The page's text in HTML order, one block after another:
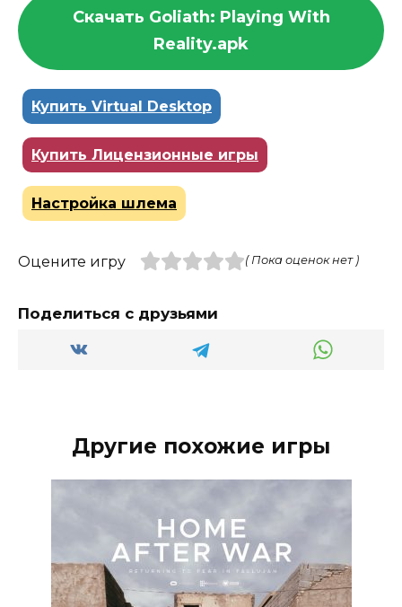
Скачать Goliath: Playing With
Reality.apk
Купить Virtual Desktop
Купить Лицензионные игры
Настройка шлема
Оцените игру ( Пока оценок нет )
Поделиться с друзьями
Другие похожие игры